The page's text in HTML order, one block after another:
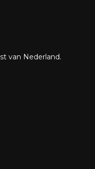
van Nederland.